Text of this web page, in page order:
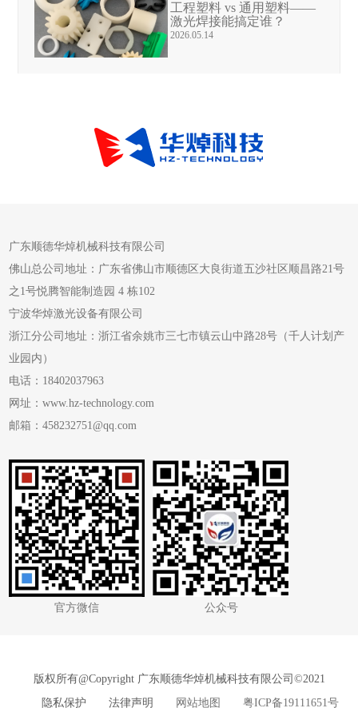
工程塑料 vs 通用塑料——
激光焊接能搞定谁？
2026.05.14
广东顺德华焯机械科技有限公司
佛山总公司地址：广东省佛山市顺德区大良街道五沙社区顺昌路21号
之1号悦腾智能制造园 4 栋102
宁波华焯激光设备有限公司
浙江分公司地址：浙江省余姚市三七市镇云山中路28号（千人计划产
业园内）
电话：18402037963
网址：www.hz-technology.com
邮箱：458232751@qq.com
官方微信 公众号
版权所有@Copyright 广东顺德华焯机械科技有限公司©2021
隐私保护 法律声明
网站地图 粤ICP备19111651号